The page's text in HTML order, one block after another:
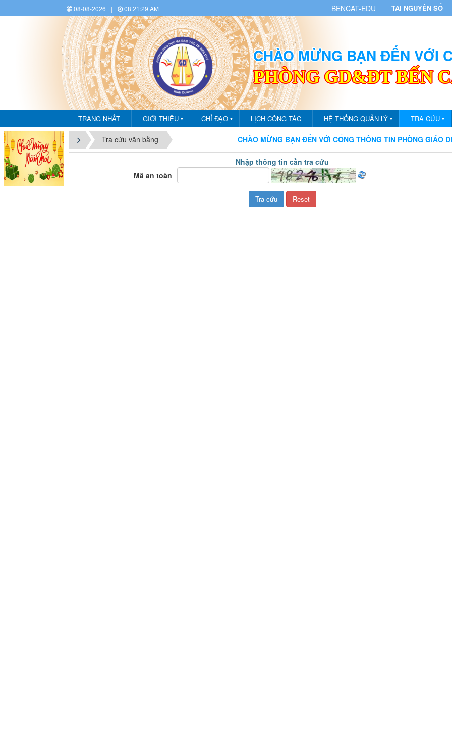
08-08-2026 | 08:21:30 AM BENCAT-EDU TÀI NGUYÊN SỐ
CHÀO MỪNG BẠN ĐẾN VỚI
PHÒNG GD&ĐT BẾN
TRANG NHẤT GIỚI THIỆU ▼ CHỈ ĐẠO ▼ LỊCH CÔNG TÁC HỆ THỐNG QUẢN LÝ ▼ TRA CỨU ▼
Tra cứu văn bằng CHÀO MỪNG BẠN ĐẾN VỚI CỔNG THÔNG TIN PHÒNG GIÁO DỤC VÀ
Nhập thông tin cần tra cứu
Mã an toàn